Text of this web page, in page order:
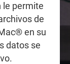
le permite
de
en su
datos se